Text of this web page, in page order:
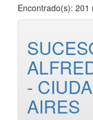
Encontrado(s): 201
-
AIRES